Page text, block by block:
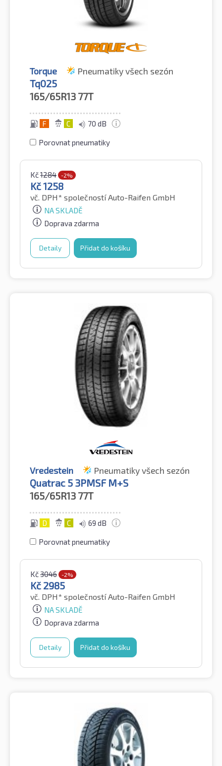
Torque Pneumatiky všech sezón
Tq025
165/65R13 77T
F C 70 dB
Porovnat pneumatiky
Kč1284 -2%
Kč1258
vč. DPH* společností Auto-Raifen GmbH
NA SKLADĚ
Doprava zdarma
Detaily Přidat do košíku
Vredestein Pneumatiky všech sezón
Quatrac 5 3PMSF M+S
165/65R13 77T
D C 69 dB
Porovnat pneumatiky
Kč3046 -2%
Kč 2985
vč. DPH* společností Auto-Raifen GmbH
NA SKLADĚ
Doprava zdarma
Detaily Přidat do košíku